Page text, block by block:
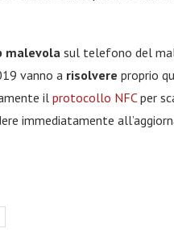
malevola sul telefono del
vanno a risolvere proprio
ilprotocollo NFCper
immediatamente